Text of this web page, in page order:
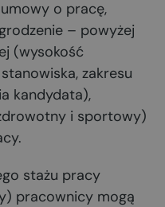
o pracę,
– powyżej
(wysokość
zakresu
kandydata),
i sportowy)
stażu pracy
pracownicy mogą